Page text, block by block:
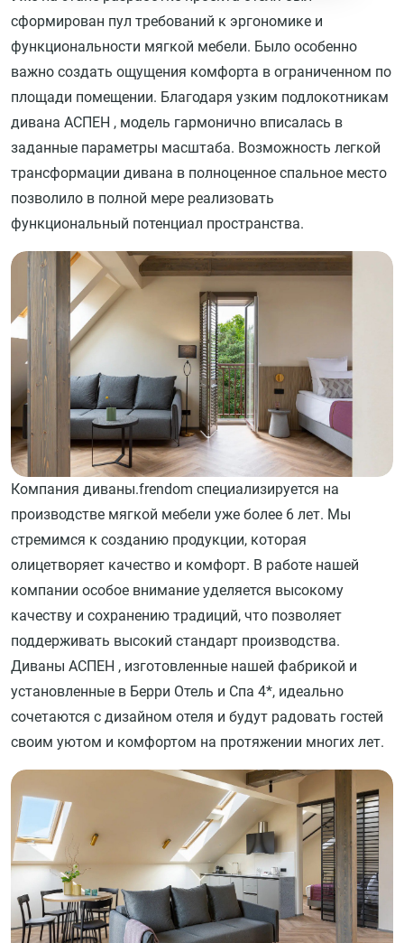
сформирован пул требований к эргономике и
функциональности мягкой мебели. Было особенно
важно создать ощущения комфорта в ограниченном по
площади помещении. Благодаря узким подлокотникам
дивана АСПЕН , модель гармонично вписалась в
заданные параметры масштаба. Возможность легкой
трансформации дивана в полноценное спальное место
позволило в полной мере реализовать
функциональный потенциал пространства.
Компания диваны.frendom специализируется на
производстве мягкой мебели уже более 6 лет. Мы
стремимся к созданию продукции, которая
олицетворяет качество и комфорт. В работе нашей
компании особое внимание уделяется высокому
качеству и сохранению традиций, что позволяет
поддерживать высокий стандарт производства.
Диваны АСПЕН , изготовленные нашей фабрикой и
установленные в Берри Отель и Спа 4*, идеально
сочетаются с дизайном отеля и будут радовать гостей
своим уютом и комфортом на протяжении многих лет.